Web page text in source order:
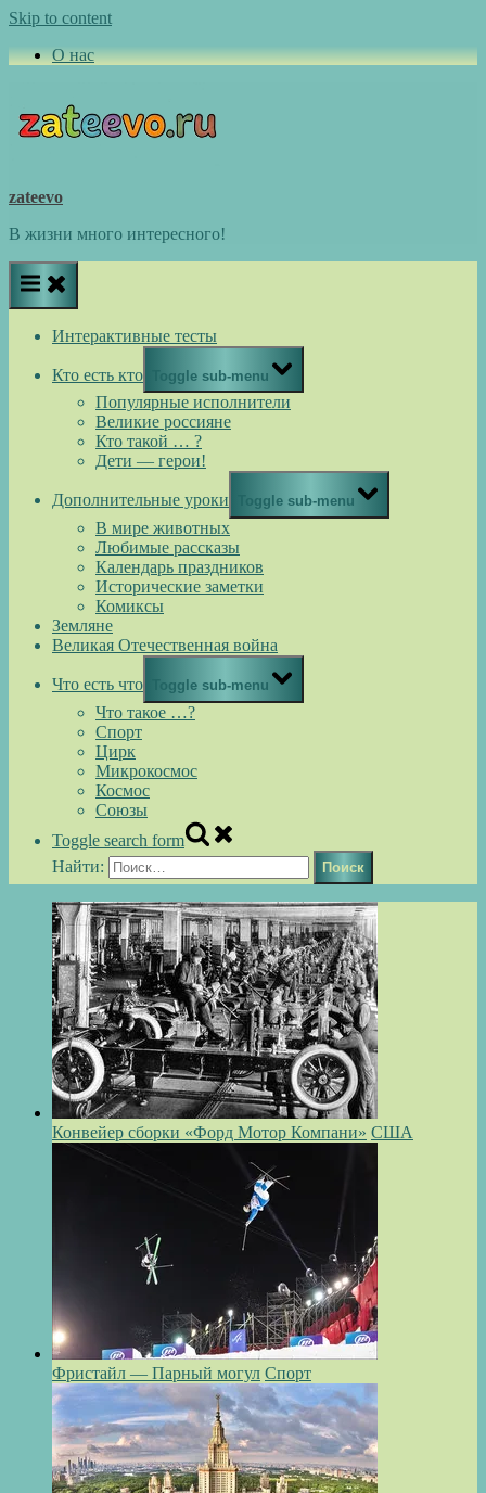
Skip to content
О нас
zateevo
В жизни много интересного!
Интерактивные тесты
Кто есть кто Toggle sub-menu
Популярные исполнители
Великие россияне
Кто такой … ?
Дети — герои!
Дополнительные уроки Toggle sub-menu
В мире животных
Любимые рассказы
Календарь праздников
Исторические заметки
Комиксы
Земляне
Великая Отечественная война
Что есть что Toggle sub-menu
Что такое …?
Спорт
Цирк
Микрокосмос
Космос
Союзы
Toggle search form
Найти:
Конвейер сборки «Форд Мотор Компани» США
Фристайл — Парный могул Спорт